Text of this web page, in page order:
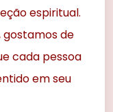
espiritual.
gostamos de
cada pessoa
em seu